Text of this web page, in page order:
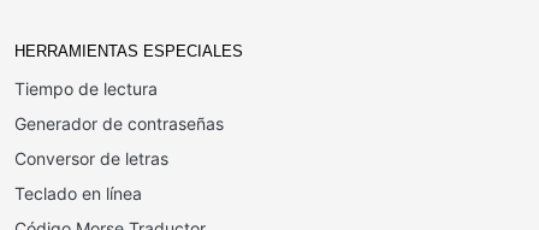
HERRAMIENTAS ESPECIALES
Tiempo de lectura
Generador de contraseñas
Conversor de letras
Teclado en línea